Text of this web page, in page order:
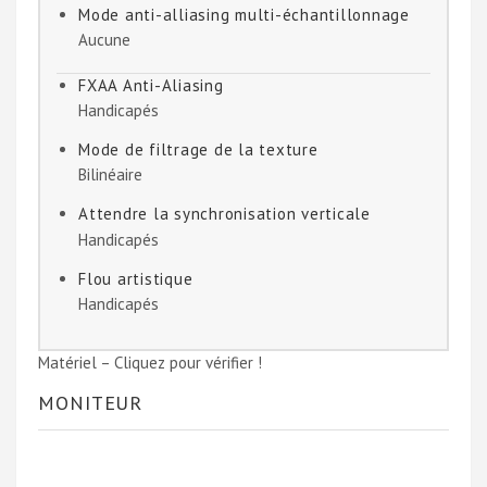
Mode anti-alliasing multi-échantillonnage
Aucune
FXAA Anti-Aliasing
Handicapés
Mode de filtrage de la texture
Bilinéaire
Attendre la synchronisation verticale
Handicapés
Flou artistique
Handicapés
Matériel – Cliquez pour vérifier !
MONITEUR